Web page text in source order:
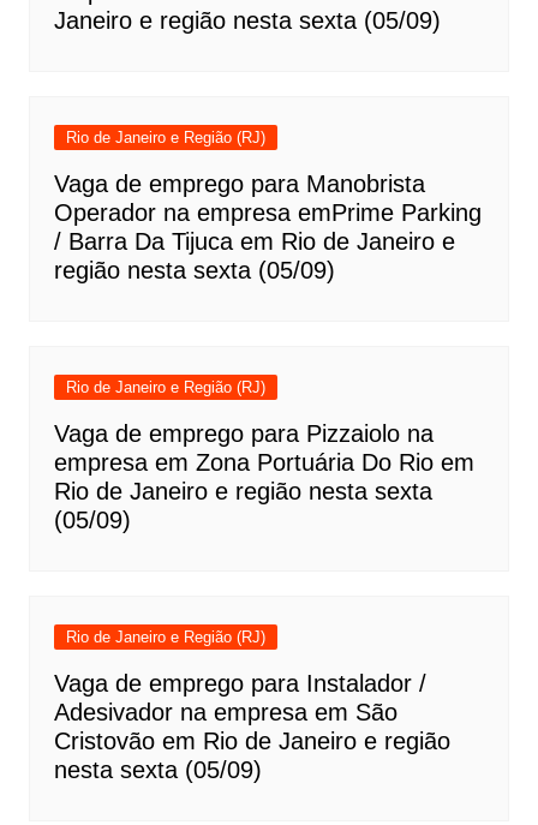
Janeiro e região nesta sexta (05/09)
Rio de Janeiro e Região (RJ)
Vaga de emprego para Manobrista
Operador na empresa emPrime Parking
/ Barra Da Tijuca em Rio de Janeiro e
região nesta sexta (05/09)
Rio de Janeiro e Região (RJ)
Vaga de emprego para Pizzaiolo na
empresa em Zona Portuária Do Rio em
Rio de Janeiro e região nesta sexta
(05/09)
Rio de Janeiro e Região (RJ)
Vaga de emprego para Instalador /
Adesivador na empresa em São
Cristovão em Rio de Janeiro e região
nesta sexta (05/09)